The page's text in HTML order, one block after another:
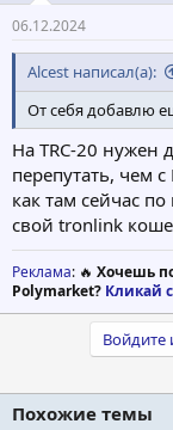
06.12.2024
Alcest написал(а):
От себя добавлю
На TRC-20 нужен
перепутать, чем
как там сейчас
свой tronlink
Реклама: 🔥 Хочешь
Polymarket? Кликай
Войдите
Похожие темы